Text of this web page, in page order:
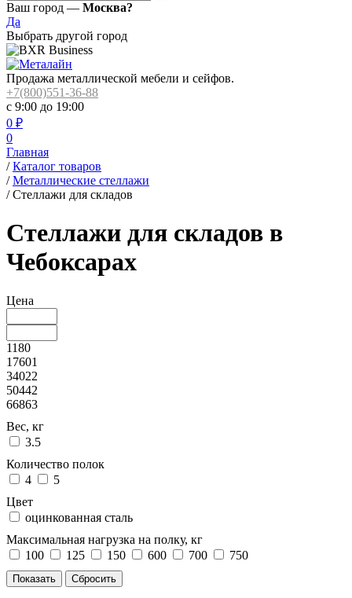
Ваш город — Москва?
Да
Выбрать другой город
Продажа металлической мебели и сейфов.
+7(800)551-36-88
с 9:00 до 19:00
0 ₽
0
Главная
/ Каталог товаров
/ Металлические стеллажи
/ Стеллажи для складов
Стеллажи для складов в
Чебоксарах
Цена
1180
17601
34022
50442
66863
Вес, кг
3.5
Количество полок
4
5
Цвет
оцинкованная сталь
Максимальная нагрузка на полку, кг
100
125 150 600 700 750